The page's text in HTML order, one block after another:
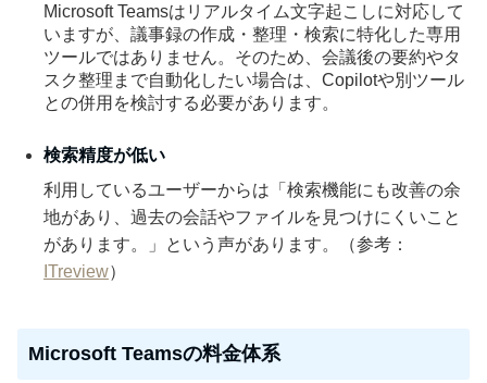
Microsoft Teamsはリアルタイム文字起こしに対応して
いますが、議事録の作成・整理・検索に特化した専用
ツールではありません。そのため、会議後の要約やタ
スク整理まで自動化したい場合は、Copilotや別ツール
との併用を検討する必要があります。
検索精度が低い
利用しているユーザーからは「検索機能にも改善の余
地があり、過去の会話やファイルを見つけにくいこと
があります。」という声があります。（参考：
ITreview）
Microsoft Teamsの料金体系